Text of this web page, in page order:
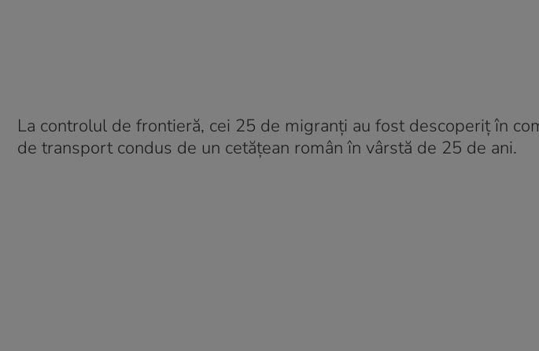
La controlul de frontieră, cei 25 de migranți au fost descoperiț în
de transport condus de un cetățean român în vârstă de 25 de ani.